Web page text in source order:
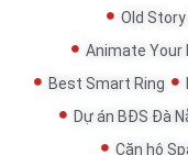
Old
Animate Your
Best Smart Ring
Dự án BĐS Đà
Căn hộ